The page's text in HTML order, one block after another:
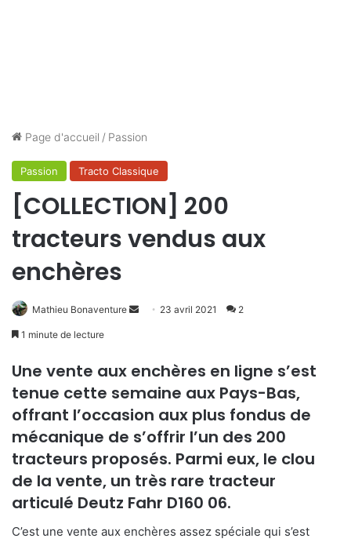
Page d'accueil / Passion
Passion Tracto Classique
[COLLECTION] 200
tracteurs vendus aux
enchères
Mathieu Bonaventure
o
r
u
n
c
o
r
23 avril 2021 2
1 minute de lecture
Une vente aux enchères en ligne s’est
tenue cette semaine aux Pays-Bas,
offrant l’occasion aux plus fondus de
mécanique de s’offrir l’un des 200
tracteurs proposés. Parmi eux, le clou
de la vente, un très rare tracteur
articulé Deutz Fahr D160 06.
C’est une vente aux enchères assez spéciale qui s’est